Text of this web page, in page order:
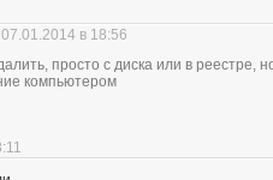
07.01.2014 в 18:56
просто с диска или в реестре,
компьютером